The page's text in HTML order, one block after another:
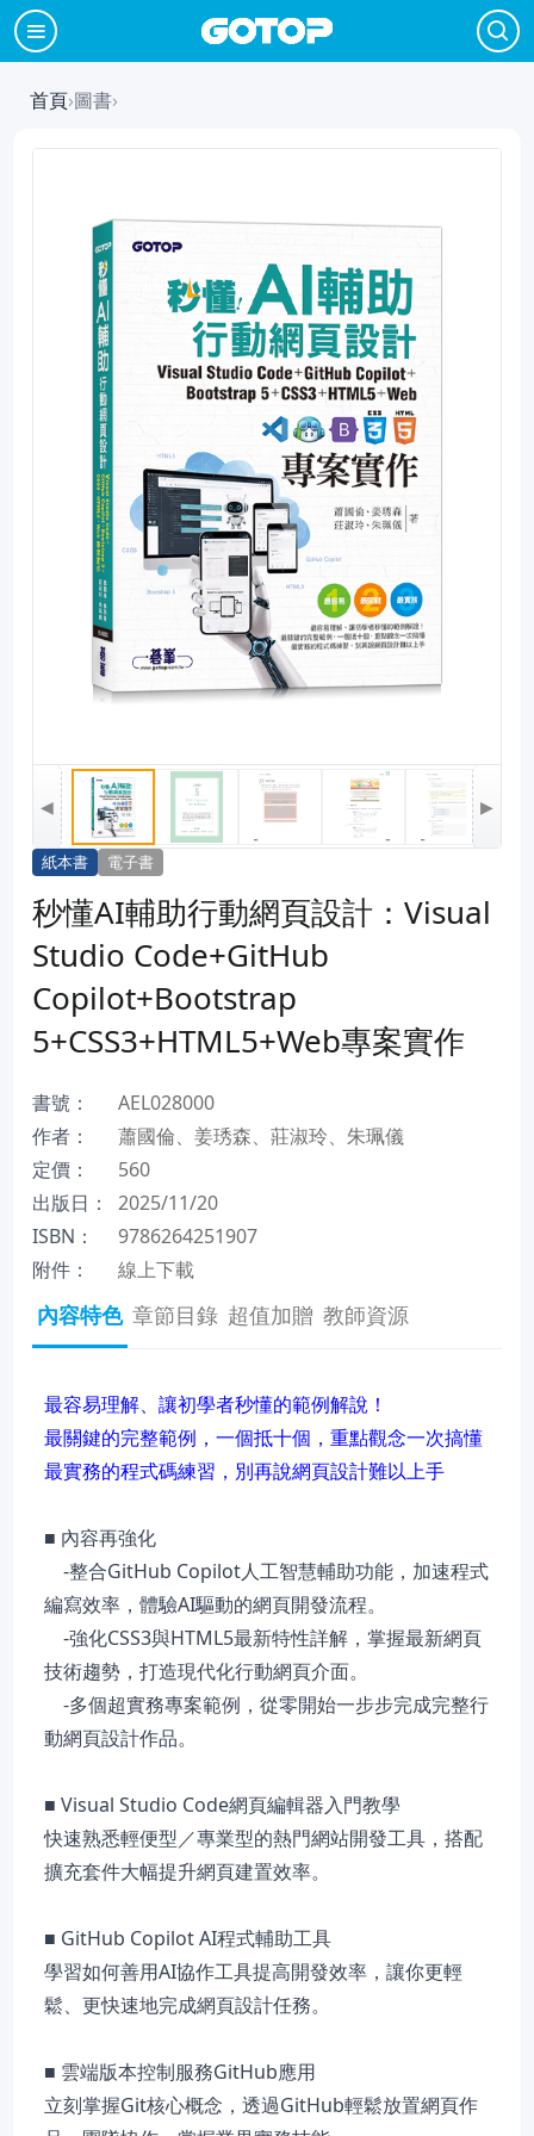
首頁›圖書›
◀ ▶
紙本書 電子書
秒懂AI輔助行動網頁設計：Visual
Studio Code+GitHub
Copilot+Bootstrap
5+CSS3+HTML5+Web專案實作
書號：
AEL028000
作者：
蕭國倫、姜琇森、莊淑玲、朱珮儀
定價：
560
出版日：
2025/11/20
ISBN：
9786264251907
附件：
線上下載
內容特色 章節目錄 超值加贈 教師資源
最容易理解、讓初學者秒懂的範例解說！
最關鍵的完整範例，一個抵十個，重點觀念一次搞懂
最實務的程式碼練習，別再說網頁設計難以上手
■ 內容再強化
-整合GitHub Copilot人工智慧輔助功能，加速程式
編寫效率，體驗AI驅動的網頁開發流程。
-強化CSS3與HTML5最新特性詳解，掌握最新網頁
技術趨勢，打造現代化行動網頁介面。
-多個超實務專案範例，從零開始一步步完成完整行
動網頁設計作品。
■ Visual Studio Code網頁編輯器入門教學
快速熟悉輕便型／專業型的熱門網站開發工具，搭配
擴充套件大幅提升網頁建置效率。
■ GitHub Copilot AI程式輔助工具
學習如何善用AI協作工具提高開發效率，讓你更輕
鬆、更快速地完成網頁設計任務。
■ 雲端版本控制服務GitHub應用
立刻掌握Git核心概念，透過GitHub輕鬆放置網頁作